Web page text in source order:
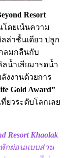
Resort
โดยเน้นความ
ล่าชั้นเดียว ปลูก
ลมกลืนกับ
น้ำเสียมารดน้ำ
งงานด้วยการ
Gold Award”
ยวระดับโลกเลย
Resort Khaolak
กผ่อนแบบส่วน